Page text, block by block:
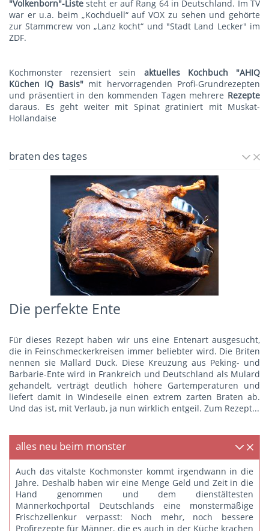
"Volkenborn"-Liste steht er auf Rang 64 in Deutschland. Im TV
war er u.a. beim „Kochduell“ auf VOX zu sehen und gehörte
zur Stammcrew von „Lanz kocht“ und "Stadt Land Lecker" im
ZDF.
Kochmonster rezensiert sein aktuelles Kochbuch "AHIQ
Küchen IQ Basis" mit hervorragenden Profi-Grundrezepten
und präsentiert in den kommenden Tagen mehrere Rezepte
daraus. Es geht weiter mit Spinat gratiniert mit Muskat-
Hollandaise
braten des tages
Die perfekte Ente
Für dieses Rezept haben wir uns eine Entenart ausgesucht,
die in Feinschmeckerkreisen immer beliebter wird. Die Briten
nennen sie Mallard Duck. Diese Kreuzung aus Peking- und
Barbarie-Ente wird in Frankreich und Deutschland als Mulard
gehandelt, verträgt deutlich höhere Gartemperaturen und
liefert damit in Windeseile einen extrem zarten Braten ab.
Und das ist, mit Verlaub, ja nun wirklich entgeil. Zum Rezept...
alles neu beim monster
Auch das vitalste Kochmonster kommt irgendwann in die
Jahre. Deshalb haben wir eine Menge Geld und Zeit in die
Hand genommen und dem dienstältesten
Männerkochportal Deutschlands eine monstermäßige
Frischzellenkur verpasst: Noch mehr, noch bessere
Profirezepte für Männer, die es auch in der Küche krachen